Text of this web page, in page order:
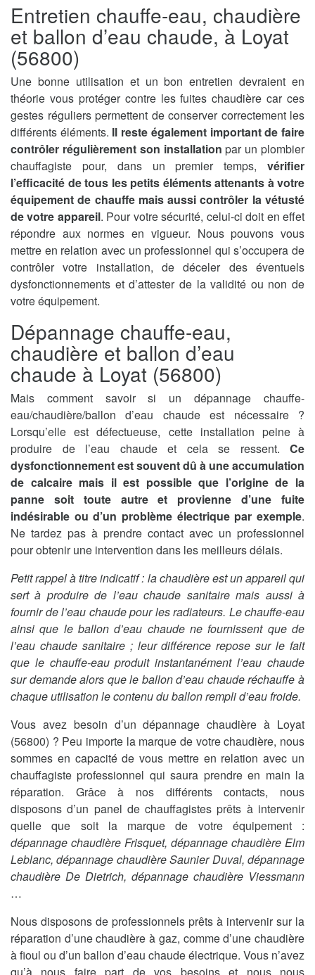
Entretien chauffe-eau, chaudière
et ballon d’eau chaude, à Loyat
(56800)
Une bonne utilisation et un bon entretien devraient en
théorie vous protéger contre les fuites chaudière car ces
gestes réguliers permettent de conserver correctement les
différents éléments. Il reste également important de faire
contrôler régulièrement son installation par un plombier
chauffagiste pour, dans un premier temps, vérifier
l’efficacité de tous les petits éléments attenants à votre
équipement de chauffe mais aussi contrôler la vétusté
de votre appareil. Pour votre sécurité, celui-ci doit en effet
répondre aux normes en vigueur. Nous pouvons vous
mettre en relation avec un professionnel qui s’occupera de
contrôler votre installation, de déceler des éventuels
dysfonctionnements et d’attester de la validité ou non de
votre équipement.
Dépannage chauffe-eau,
chaudière et ballon d’eau
chaude à Loyat (56800)
Mais comment savoir si un dépannage chauffe-
eau/chaudière/ballon d’eau chaude est nécessaire ?
Lorsqu’elle est défectueuse, cette installation peine à
produire de l’eau chaude et cela se ressent. Ce
dysfonctionnement est souvent dû à une accumulation
de calcaire mais il est possible que l’origine de la
panne soit toute autre et provienne d’une fuite
indésirable ou d’un problème électrique par exemple.
Ne tardez pas à prendre contact avec un professionnel
pour obtenir une intervention dans les meilleurs délais.
Petit rappel à titre indicatif : la chaudière est un appareil qui
sert à produire de l’eau chaude sanitaire mais aussi à
fournir de l’eau chaude pour les radiateurs. Le chauffe-eau
ainsi que le ballon d’eau chaude ne fournissent que de
l’eau chaude sanitaire ; leur différence repose sur le fait
que le chauffe-eau produit instantanément l’eau chaude
sur demande alors que le ballon d’eau chaude réchauffe à
chaque utilisation le contenu du ballon rempli d’eau froide.
Vous avez besoin d’un dépannage chaudière à Loyat
(56800) ? Peu importe la marque de votre chaudière, nous
sommes en capacité de vous mettre en relation avec un
chauffagiste professionnel qui saura prendre en main la
réparation. Grâce à nos différents contacts, nous
disposons d’un panel de chauffagistes prêts à intervenir
quelle que soit la marque de votre équipement :
dépannage chaudière Frisquet, dépannage chaudière Elm
Leblanc, dépannage chaudière Saunier Duval, dépannage
chaudière De Dietrich, dépannage chaudière Viessmann
…
Nous disposons de professionnels prêts à intervenir sur la
réparation d’une chaudière à gaz, comme d’une chaudière
à fioul ou d’un ballon d’eau chaude électrique. Vous n’avez